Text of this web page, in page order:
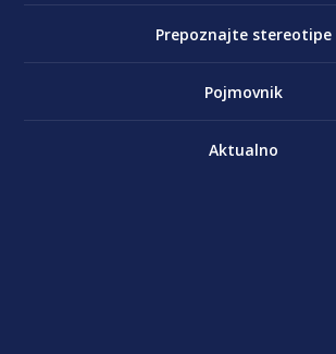
Prepoznajte stereotipe
Pojmovnik
Aktualno